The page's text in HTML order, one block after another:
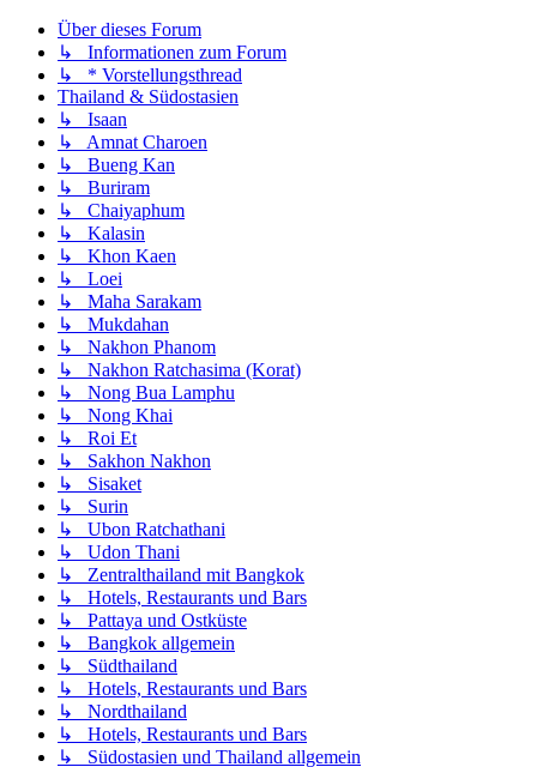
Über dieses Forum
↳ Informationen zum Forum
↳ * Vorstellungsthread
Thailand & Südostasien
↳ Isaan
↳ Amnat Charoen
↳ Bueng Kan
↳ Buriram
↳ Chaiyaphum
↳ Kalasin
↳ Khon Kaen
↳ Loei
↳ Maha Sarakam
↳ Mukdahan
↳ Nakhon Phanom
↳ Nakhon Ratchasima (Korat)
↳ Nong Bua Lamphu
↳ Nong Khai
↳ Roi Et
↳ Sakhon Nakhon
↳ Sisaket
↳ Surin
↳ Ubon Ratchathani
↳ Udon Thani
↳ Zentralthailand mit Bangkok
↳ Hotels, Restaurants und Bars
↳ Pattaya und Ostküste
↳ Bangkok allgemein
↳ Südthailand
↳ Hotels, Restaurants und Bars
↳ Nordthailand
↳ Hotels, Restaurants und Bars
↳ Südostasien und Thailand allgemein